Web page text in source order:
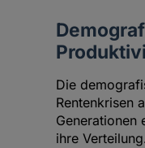
Die
Rentenkrisen
Generationen
ihre